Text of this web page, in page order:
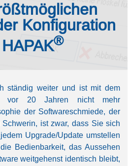
Konfiguration
®
ständig weiter und ist mit dem
vor 20 Jahren nicht mehr
der Softwareschmiede, der
ist zwar, dass Sie sich
Upgrade/Update umstellen
Bedienbarkeit, das Aussehen
weitgehenst identisch bleibt,